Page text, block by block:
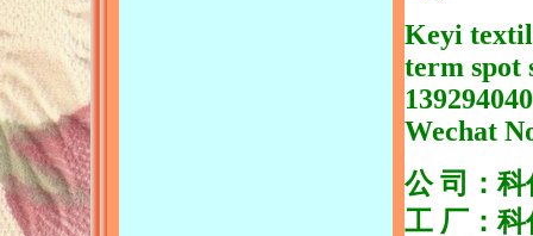
Keyi
term spot
Wechat
公 司：
工 厂：